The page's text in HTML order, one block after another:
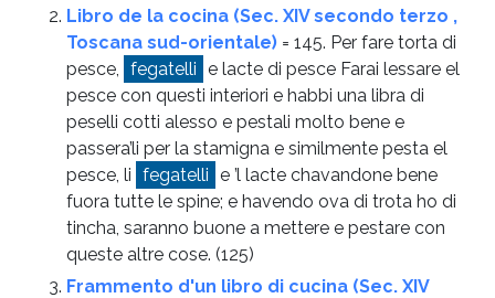
Libro de la cocina (Sec. XIV secondo terzo ,
Toscana sud-orientale) = 145. Per fare torta di
pesce, fegatelli e lacte di pesce Farai lessare el
pesce con questi interiori e habbi una libra di
peselli cotti alesso e pestali molto bene e
passera’li per la stamigna e similmente pesta el
pesce, li fegatelli e ’l lacte chavandone bene
fuora tutte le spine; e havendo ova di trota ho di
tincha, saranno buone a mettere e pestare con
queste altre cose. (125)
Frammento d'un libro di cucina (Sec. XIV